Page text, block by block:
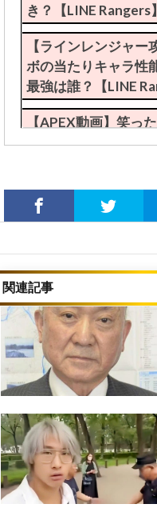
き？【LINE Rangers】
【ラインレンジャ
ボの当たりキャラ性
最強は誰？【LINE
【APEX動画】笑
珍事件が発生ｗｗｗ
保護中: 限定【
動チートツールのや
レジェンズ攻略】
【APEX動画】最強
バいと話題にｗｗｗ
【ApexLegends】
ールのやり方(裏技
Steam(PC版)・
ンズ攻略】
攻略】
【NIKKE(メガニケ)
に集める最強裏技方
ベル！お得にお金を
関連記事